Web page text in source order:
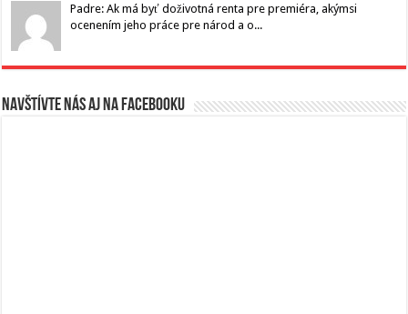
Padre: Ak má byť doživotná renta pre premiéra, akýmsi
ocenením jeho práce pre národ a o...
Navštívte nás aj na Facebooku